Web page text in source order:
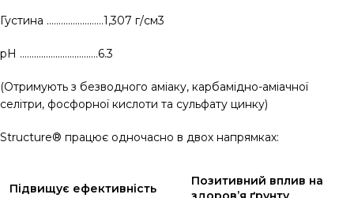
Густина ……………………1,307 г/см3
рН ……………………………6.3
(Отримують з безводного аміаку, карбамідно-аміачної
селітри, фосфорної кислоти та сульфату цинку)
Structure® працює одночасно в двох напрямках:
Підвищує ефективність
Позитивний вплив на